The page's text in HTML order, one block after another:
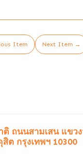
Item Next Item →
ถนนสามเสน แขว
ต กรุงเทพฯ 10300